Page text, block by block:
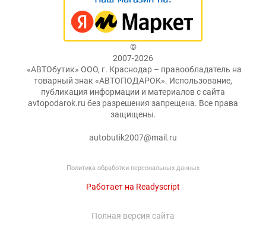
©
2007-2026
«АВТОбутик» ООО, г. Краснодар – правообладатель на
товарный знак «АВТОПОДАРОК». Использование,
публикация информации и материалов с сайта
avtopodarok.ru без разрешения запрещена. Все права
защищены.
autobutik2007@mail.ru
Политика обработки персональных данных
Работает на Readyscript
Полная версия сайта